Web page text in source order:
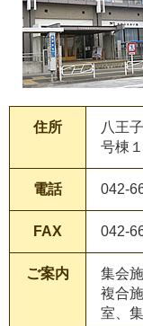
住所
八王
号棟
電話 042-
FAX 042-
ご案内
集会
複合
室、